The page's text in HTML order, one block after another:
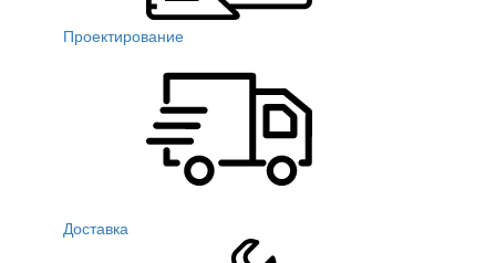
Проектирование
Доставка